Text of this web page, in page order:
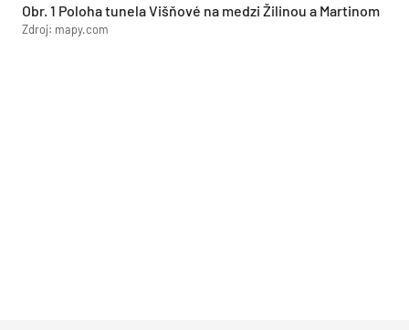
Obr. 1 Poloha tunela Višňové na medzi Žilinou a Martinom
Zdroj: mapy.com